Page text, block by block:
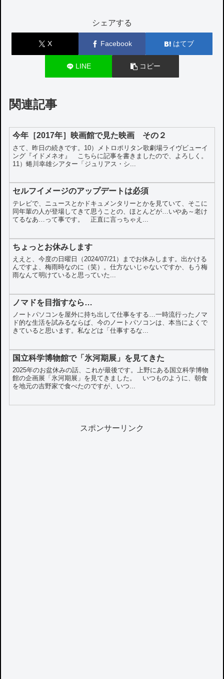
シェアする
X Facebook はてブ
LINE コピー
関連記事
今年［2017年］映画館で見た映画 その２
さて、昨日の続きです。10）メトロポリタン歌劇場ライヴビューイ
ング『イドメネオ』 こちらに記事を書きましたので、よろしく。
11）蜷川幸雄シアター「ジュリアス・シ...
セルフイメージのアップデートは必須
テレビで、ニュースとかドキュメンタリーとかを見ていて、そこに
同年輩の人が登場してきて思うことの、ほとんどが…いやあ～老け
てるなあ…って事です。 正直に言っちゃえ...
ちょっとお休みします
ええと、今度の日曜日（2024/07/21）までお休みします。出かける
んですよ、梅雨時なのに（笑）。仕方ないじゃないですか、もう梅
雨なんて明けていると思っていた...
ノマドを目指すなら…
ノートパソコンを屋外に持ち出して仕事をする…一時流行ったノマ
ド的な生活を試みるならば、今のノートパソコンは、本当によくで
きていると思います。私などは「仕事するな...
国立科学博物館で「氷河期展」を見てきた
2025年のお盆休みの話、これが最後です。上野にある国立科学博物
館の企画展「氷河期展」を見てきました。 いつものように、朝食
を地元の吉野家で食べたのですが、いつ...
スポンサーリンク